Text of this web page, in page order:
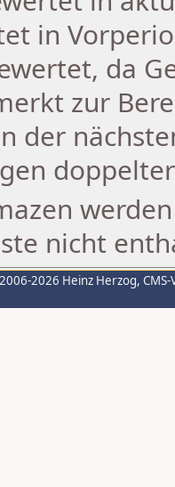
in
da
zur
der
nicht
2026 Heinz Herzog,